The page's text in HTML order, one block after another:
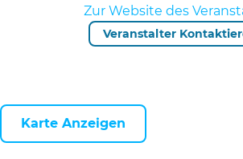
Zur Website des
Veranstalter
Karte Anzeigen